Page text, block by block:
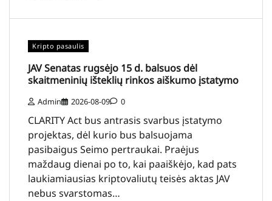
Kripto pasaulis
JAV Senatas rugsėjo 15 d. balsuos dėl
skaitmeninių išteklių rinkos aiškumo įstatymo
Admin 2026-08-09 0
CLARITY Act bus antrasis svarbus įstatymo
projektas, dėl kurio bus balsuojama
pasibaigus Seimo pertraukai. Praėjus
maždaug dienai po to, kai paaiškėjo, kad pats
laukiamiausias kriptovaliutų teisės aktas JAV
nebus svarstomas…